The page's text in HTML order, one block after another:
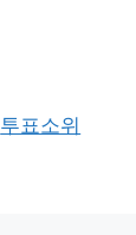
투표소위